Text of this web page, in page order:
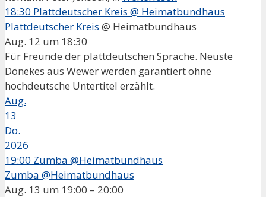
18:30 Plattdeutscher Kreis @ Heimatbundhaus
Plattdeutscher Kreis @ Heimatbundhaus
Aug. 12 um 18:30
Für Freunde der plattdeutschen Sprache. Neuste
Dönekes aus Wewer werden garantiert ohne
hochdeutsche Untertitel erzählt.
Aug.
13
Do.
2026
19:00 Zumba @Heimatbundhaus
Zumba @Heimatbundhaus
Aug. 13 um 19:00 – 20:00